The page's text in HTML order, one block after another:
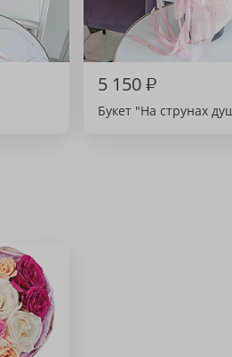
5 150₽
Букет "На струнах